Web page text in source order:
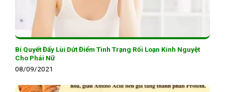
Bí Quyết Đẩy Lùi Dứt Điểm Tình Trạng Rối Loạn Kinh Nguyệt
Cho Phái Nữ
08/09/2021